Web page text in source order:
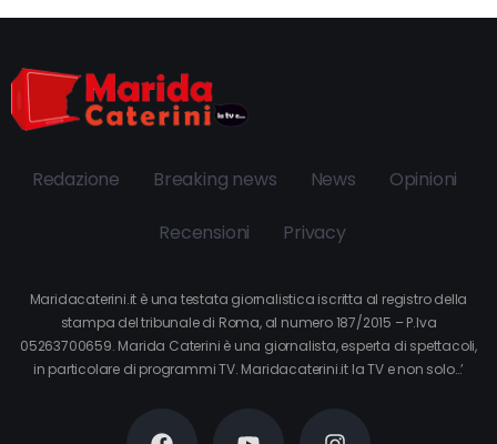
Redazione Breaking news News Opinioni
Recensioni Privacy
Maridacaterini.it è una testata giornalistica iscritta al registro della
stampa del tribunale di Roma, al numero 187/2015 – P.Iva
05263700659. Marida Caterini è una giornalista, esperta di spettacoli,
in particolare di programmi TV. Maridacaterini.it la TV e non solo…’